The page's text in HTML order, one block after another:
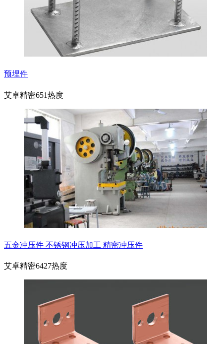
预埋件
艾卓精密651热度
五金冲压件 不锈钢冲压加工 精密冲压件
艾卓精密6427热度